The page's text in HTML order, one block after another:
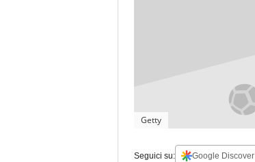
Getty
Seguici su: Google Discover